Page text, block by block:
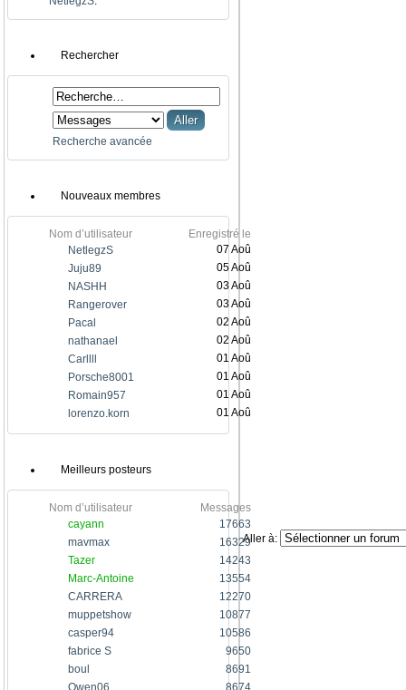
Rechercher
Recherche avancée
Nouveaux membres
Nom d’utilisateur
Enregistré le
NetlegzS
07 Aoû
Juju89
05 Aoû
NASHH
03 Aoû
Rangerover
03 Aoû
Pacal
02 Aoû
nathanael
02 Aoû
Carllll
01 Aoû
Porsche8001
01 Aoû
Romain957
01 Aoû
lorenzo.korn
01 Aoû
Meilleurs posteurs
Nom d’utilisateur
Messages
cayann
17663
mavmax
16329
Tazer
14243
Marc-Antoine
13554
CARRERA
12270
muppetshow
10877
casper94
10586
fabrice S
9650
boul
8691
Owen06
8674
Aller à: